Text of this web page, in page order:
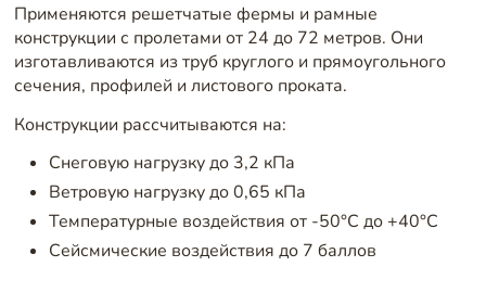
Применяются решетчатые фермы и рамные
конструкции с пролетами от 24 до 72 метров. Они
изготавливаются из труб круглого и прямоугольного
сечения, профилей и листового проката.
Конструкции рассчитываются на:
Снеговую нагрузку до 3,2 кПа
Ветровую нагрузку до 0,65 кПа
Температурные воздействия от -50°C до +40°C
Сейсмические воздействия до 7 баллов